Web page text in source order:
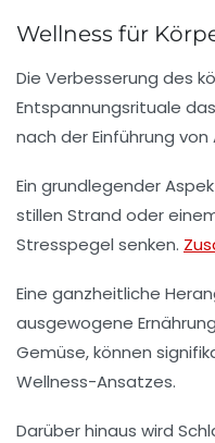
Wellness für
Die Verbesserung des
Entspannungsrituale
nach der Einführung von
Ein grundlegender
stillen Strand oder
Stresspegel senken.
Eine ganzheitliche
ausgewogene
Gemüse, können
Wellness-Ansatzes.
Darüber hinaus wird